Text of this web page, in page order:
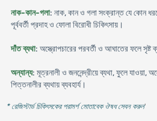
নাক-কান-গলা: নাক, কান ও গলা সংক্রান্ত যে কোন
পূর্ববর্তী প্রদাহ ও ফোলা বিরোধী চিকিৎসায়।
দাঁত ব্যথা: অস্ত্রোপচারের পরবর্তী ও আঘাতের ফলে সৃষ্ট
অন্যান্য: মূত্রনালী ও জননেন্দ্রীয়ে ব্যথা, ফুলে যাওয়া,
পিত্তনালীর ব্যথায় ব্যবহার্য।
* রেজিস্টার্ড চিকিৎসকের পরামর্শ মোতাবেক ঔষধ সেবন করুন'